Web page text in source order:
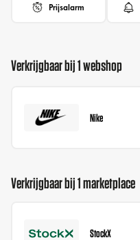
Prijsalarm
Verkrijgbaar bij 1 webshop
Nike
Verkrijgbaar bij 1 marketplace
StockX